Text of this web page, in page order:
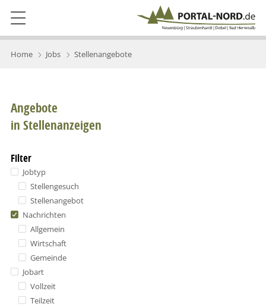
Home Jobs Stellenangebote
Angebote
in Stellenanzeigen
Filter
Jobtyp
Stellengesuch
Stellenangebot
Nachrichten
Allgemein
Wirtschaft
Gemeinde
Jobart
Vollzeit
Teilzeit